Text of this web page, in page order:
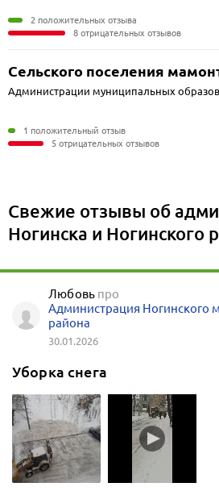
2 положительных отзыва
8 отрицательных отзывов
Сельского поселения
Администрации муниципальных
1 положительный отзыв
5 отрицательных отзывов
Свежие отзывы об
Ногинска и Ногинского
Любовь про
Администрация Ногинского
района
30.01.2026
Уборка снега